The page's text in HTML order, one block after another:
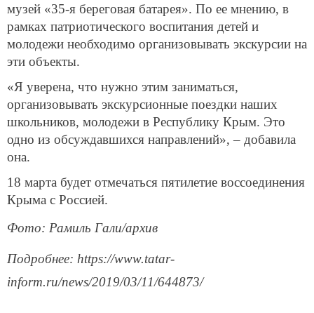
музей «35-я береговая батарея». По ее мнению, в
рамках патриотического воспитания детей и
молодежи необходимо организовывать экскурсии на
эти объекты.
«Я уверена, что нужно этим заниматься,
организовывать экскурсионные поездки наших
школьников, молодежи в Республику Крым. Это
одно из обсуждавшихся направлений», – добавила
она.
18 марта будет отмечаться пятилетие воссоединения
Крыма с Россией.
Фото: Рамиль Гали/архив
Подробнее: https://www.tatar-
inform.ru/news/2019/03/11/644873/